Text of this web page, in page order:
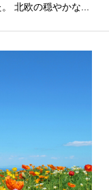
北欧の穏やかな...